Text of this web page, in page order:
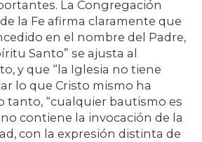
La Congregación
la Fe afirma claramente que
en el nombre del Padre,
Santo” se ajusta al
y que “la Iglesia no tiene
lo que Cristo mismo ha
tanto, “cualquier bautismo es
contiene la invocación de la
con la expresión distinta de